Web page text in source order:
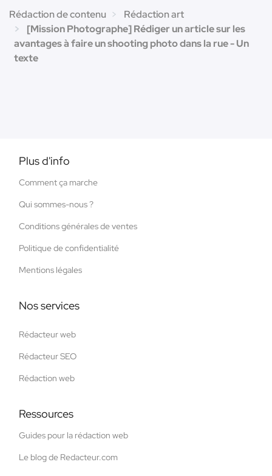
Rédaction de contenu
Rédaction art
[Mission Photographe] Rédiger un article sur les
avantages à faire un shooting photo dans la rue - Un
texte
Plus d'info
Comment ça marche
Qui sommes-nous ?
Conditions générales de ventes
Politique de confidentialité
Mentions légales
Nos services
Rédacteur web
Rédacteur SEO
Rédaction web
Ressources
Guides pour la rédaction web
Le blog de Redacteur.com